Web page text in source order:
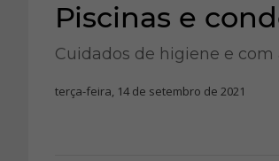
Piscinas e
Cuidados de higiene e
terça-feira, 14 de setembro de 2021